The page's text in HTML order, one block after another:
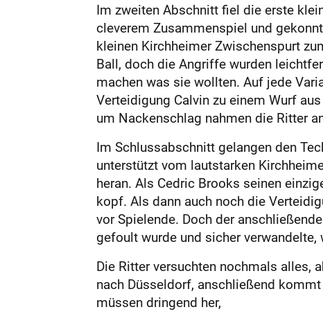
Im zweiten Abschnitt fiel die erste
cleverem Zusammenspiel und
kleinen Kirchheimer Zwischenspurt
Ball, doch die Angriffe wurden
machen was sie wollten. Auf jede
Verteidigung Calvin zu einem Wurf
um Nackenschlag nahmen die Ritter
Im Schlussabschnitt gelangen den
unterstützt vom lautstarken
heran. Als Cedric Brooks seinen
kopf. Als dann auch noch die
vor Spielende. Doch der
gefoult wurde und sicher
Die Ritter versuchten nochmals alles,
nach Düsseldorf, anschließend
müssen dringend her,